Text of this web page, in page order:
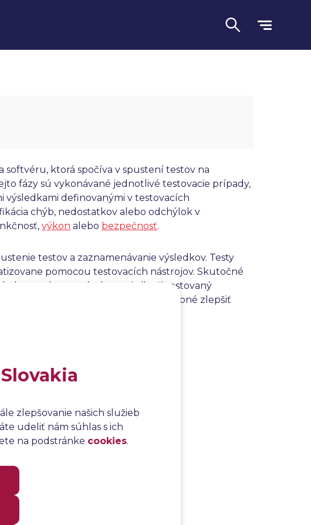
softvéru, ktorá spočíva v spustení testov na
fázy sú vykonávané jednotlivé testovacie prípady,
výsledkami definovanými v testovacích
chýb, nedostatkov alebo odchýlok v
výkon alebo bezpečnosť.
testov a zaznamenávanie výsledkov. Testy
pomocou testovacích nástrojov. Skutočné
analyzované, aby sa zistilo, či testovaný
sa identifikovali oblasti, ktoré je potrebné zlepšiť
zlepšovanie našich služieb
udeliť nám súhlas s ich
na podstránke cookies.